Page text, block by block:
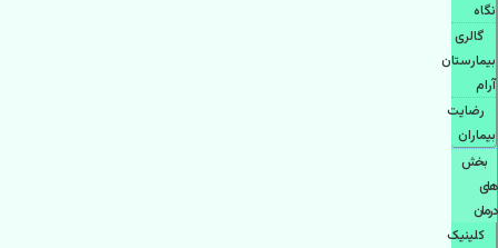
نگاه
گالری
بیمارستان
آرام
رضایت
بیماران
بخش
های
درمان
کلینیک